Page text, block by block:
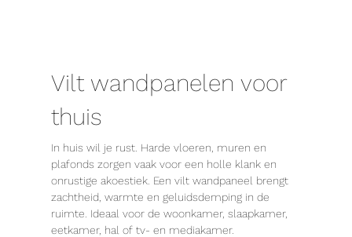
Vilt wandpanelen voor
thuis
In huis wil je rust. Harde vloeren, muren en
plafonds zorgen vaak voor een holle klank en
onrustige akoestiek. Een vilt wandpaneel brengt
zachtheid, warmte en geluidsdemping in de
ruimte. Ideaal voor de woonkamer, slaapkamer,
eetkamer, hal of tv- en mediakamer.